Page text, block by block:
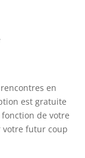
en
est gratuite
de votre
votre futur coup